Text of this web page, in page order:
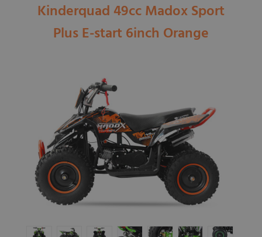
Kinderquad 49cc Madox Sport
Plus E-start 6inch Orange